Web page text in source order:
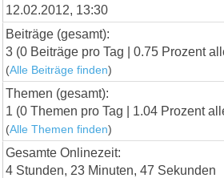
12.02.2012, 13:30
Beiträge (gesamt):
3 (0 Beiträge pro Tag | 0.75 Prozent
(Alle Beiträge finden)
Themen (gesamt):
1 (0 Themen pro Tag | 1.04 Prozent
(Alle Themen finden)
Gesamte Onlinezeit:
4 Stunden, 23 Minuten, 47 Sekunden